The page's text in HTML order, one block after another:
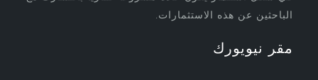
الباحثين عن هذه الاستثمارات.
مقر نيويورك